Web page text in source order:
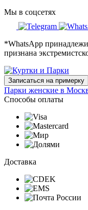
Мы в соцсетях
*WhatsApp
признана
Записаться на примерку
Парки женские в
Способы оплаты
Доставка